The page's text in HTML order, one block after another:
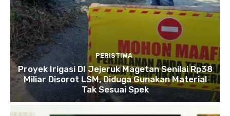
PERISTIWA
Proyek Irigasi DI Jejeruk Magetan Senilai Rp38
Miliar Disorot LSM, Diduga Gunakan Material
Tak Sesuai Spek